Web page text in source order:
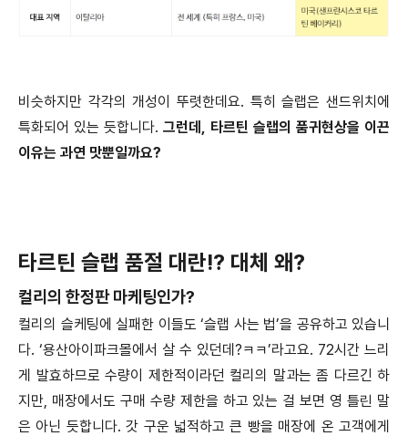
비슷하지만 각각의 개성이 뚜렷한데요. 특히 슬랩은 샌드위치에
특화되어 있는 듯합니다. 그런데, 타르틴 슬랩의 품귀현상을 이끈
이유는 과연 맛뿐일까요?
타르틴 슬랩 품절 대란!? 대체 왜?
컬리의 한정판 마케팅인가?
컬리의 슬케팅에 실패한 이들도 ‘슬랩 사는 법’을 공유하고 있습니
다. ‘용산아이파크몰에서 살 수 있던데?ㅋㅋ’라고요. 72시간 느리
게 발효하므로 수량이 제한적이라던 컬리의 말과는 좀 다르긴 하
지만, 매장에서도 구매 수량 제한을 하고 있는 걸 보면 영 틀린 말
은 아닌 듯합니다. 갓 구운 넓적하고 큰 빵을 매장에 온 고객에게